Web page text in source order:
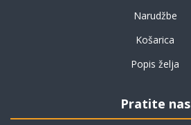
Narudžbe
Košarica
Popis želja
Pratite nas